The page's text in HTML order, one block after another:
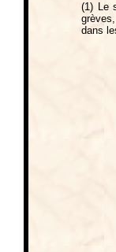
(1) Le
dans